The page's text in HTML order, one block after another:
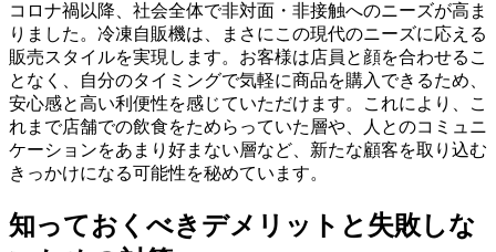
コロナ禍以降、社会全体で非対面・非接触へのニーズが高ま
りました。冷凍自販機は、まさにこの現代のニーズに応える
販売スタイルを実現します。お客様は店員と顔を合わせるこ
となく、自分のタイミングで気軽に商品を購入できるため、
安心感と高い利便性を感じていただけます。これにより、こ
れまで店舗での飲食をためらっていた層や、人とのコミュニ
ケーションをあまり好まない層など、新たな顧客を取り込む
きっかけになる可能性を秘めています。
知っておくべきデメリットと失敗しな